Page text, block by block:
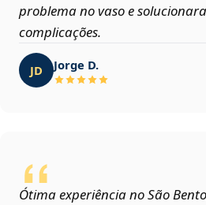
problema no vaso e
complicações.
JD Jorge D.
Ótima experiência no São